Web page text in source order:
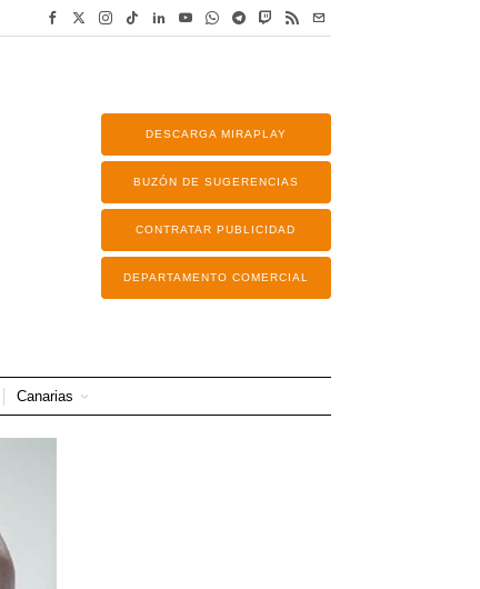
DESCARGA MIRAPLAY
BUZÓN DE SUGERENCIAS
CONTRATAR PUBLICIDAD
DEPARTAMENTO COMERCIAL
Canarias